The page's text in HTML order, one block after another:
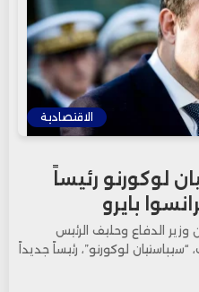
الاقتصادية
لوكورنو رئيساً
بايرو
وزير الدفاع وحليف الرئيس
لوكورنو”، رئيساً جديداً